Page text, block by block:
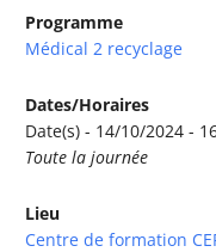
Programme
Médical 2 recyclage
Dates/Horaires
Date(s) - 14/10/2024 -
Toute la journée
Lieu
Centre de formation